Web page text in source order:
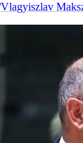
Vlagyiszlav